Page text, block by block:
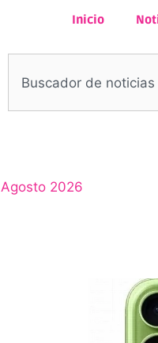
Inicio
Agosto 2026